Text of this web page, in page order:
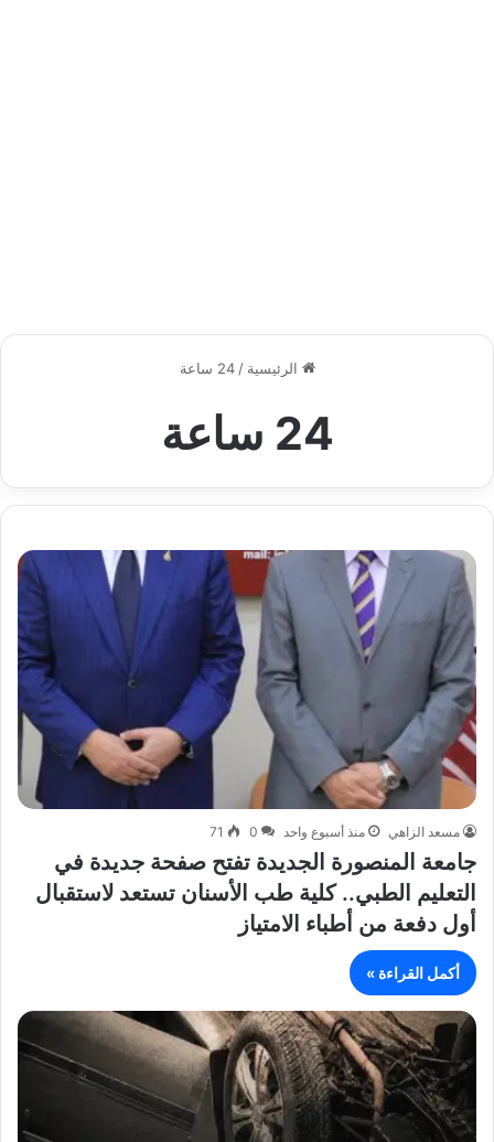
الرئيسية / 24 ساعة
24 ساعة
مسعد الزاهي منذ أسبوع واحد 0
71
جامعة المنصورة الجديدة تفتح صفحة جديدة في
التعليم الطبي.. كلية طب الأسنان تستعد لاستقبال
أول دفعة من أطباء الامتياز
أكمل القراءة »